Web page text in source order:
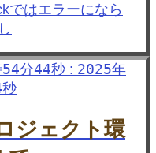
ではエラーになら
分44秒 : 2025年
ジェクト環